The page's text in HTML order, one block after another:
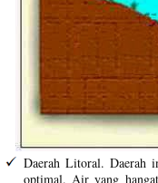
Daerah Litoral. Daerah
optimal. Air yang